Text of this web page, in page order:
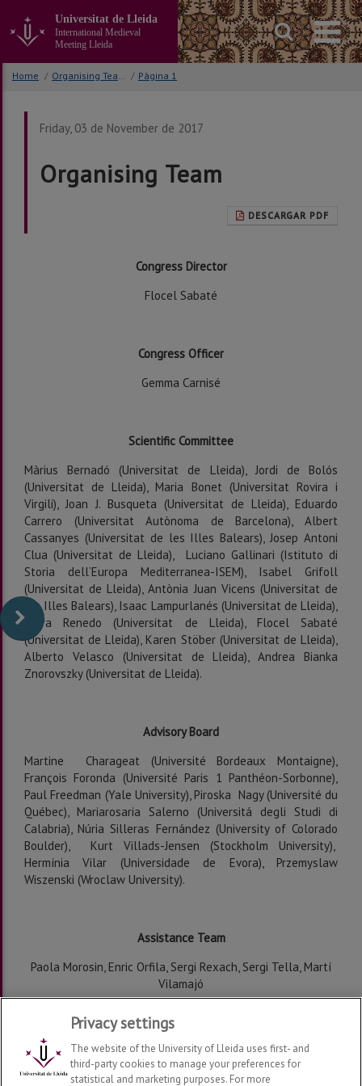
content
Universitat de Lleida
International Medieval
Meeting Lleida
Home / Organising Team / Pàgina 1
Friday, 03 de November de 2017
Organising Team
DESCARGAR PDF
Congress Director
Flocel Sabaté
Congress Officer
Gemma Carnisé
Scientific Committee
Màrius Bernadó (Universitat de Lleida), Jordi de Bolós
(Universitat de Lleida), Maria Bonet (Universitat Rovira i
Virgili), Joan J. Busqueta (Universitat de Lleida), Eduardo
Carrero (Universitat Autònoma de Barcelona), Albert
Cassanyes (Universitat de les Illes Balears), Josep Antoni
Clua (Universitat de Lleida), Luciano Gallinari (Istituto di
Storia dell’Europa Mediterranea-ISEM), Isabel Grifoll
(Universitat de Lleida), Antònia Juan Vicens (Universitat de
les Illes Balears), Isaac Lampurlanés (Universitat de Lleida),
Clara Renedo (Universitat de Lleida), Flocel Sabaté
(Universitat de Lleida), Karen Stöber (Universitat de Lleida),
Alberto Velasco (Universitat de Lleida), Andrea Bianka
Znorovszky (Universitat de Lleida).
Advisory Board
Martine Charageat (Université Bordeaux Montaigne),
François Foronda (Université Paris 1 Panthéon-Sorbonne),
Paul Freedman (Yale University), Piroska Nagy (Université du
Québec), Mariarosaria Salerno (Universitá degli Studi di
Calabria), Núria Silleras Fernández (University of Colorado
Boulder), Kurt Villads-Jensen (Stockholm University),
Hermínia Vilar (Universidade de Evora), Przemyslaw
Wiszenski (Wroclaw University).
Assistance Team
Paola Morosin, Enric Orfila, Sergi Rexach, Sergi Tella, Martí
Vilamajó
Privacy settings
The website of the University of Lleida uses first- and
third-party cookies to manage your preferences for
statistical and marketing purposes. For more